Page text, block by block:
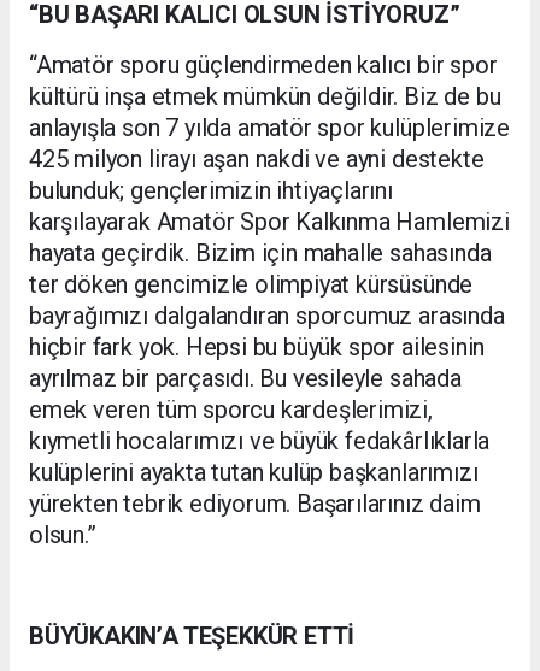
“BU BAŞARI KALICI OLSUN İSTİYORUZ”
“Amatör sporu güçlendirmeden kalıcı bir spor
kültürü inşa etmek mümkün değildir. Biz de bu
anlayışla son 7 yılda amatör spor kulüplerimize
425 milyon lirayı aşan nakdi ve ayni destekte
bulunduk; gençlerimizin ihtiyaçlarını
karşılayarak Amatör Spor Kalkınma Hamlemizi
hayata geçirdik. Bizim için mahalle sahasında
ter döken gencimizle olimpiyat kürsüsünde
bayrağımızı dalgalandıran sporcumuz arasında
hiçbir fark yok. Hepsi bu büyük spor ailesinin
ayrılmaz bir parçasıdı. Bu vesileyle sahada
emek veren tüm sporcu kardeşlerimizi,
kıymetli hocalarımızı ve büyük fedakârlıklarla
kulüplerini ayakta tutan kulüp başkanlarımızı
yürekten tebrik ediyorum. Başarılarınız daim
olsun.”
BÜYÜKAKIN’A TEŞEKKÜR ETTİ